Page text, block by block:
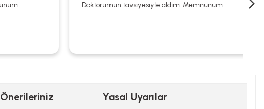
Doktorumun tavsiyesiyle aldım. Memnunum.
Önerileriniz Yasal Uyarılar